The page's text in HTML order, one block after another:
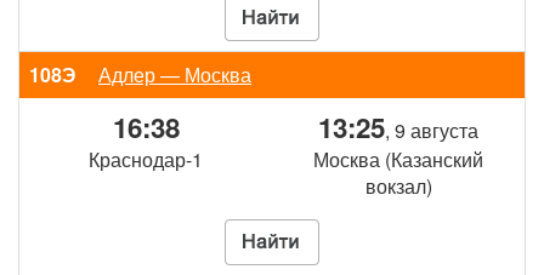
108Э Адлер — Москва
16:38
Краснодар-1
13:25, 9 августа
Москва (Казанский
вокзал)